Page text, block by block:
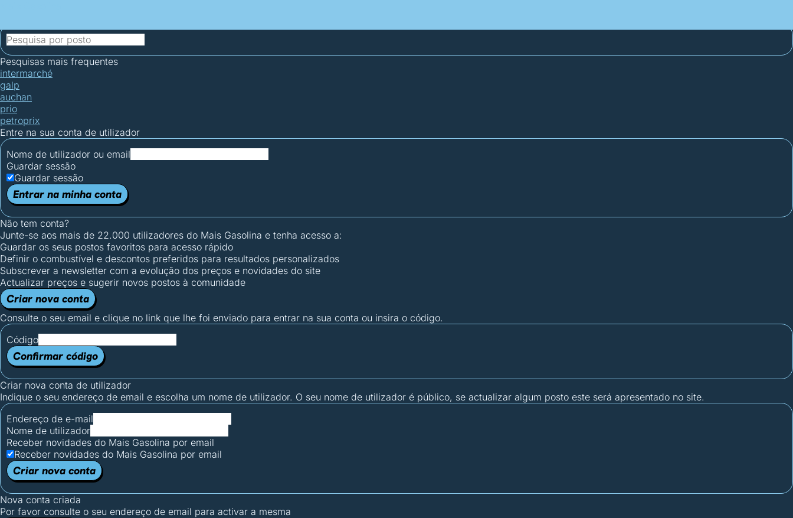
Pesquisas mais frequentes
intermarché
galp
auchan
prio
petroprix
Entre na sua conta de utilizador
Nome de utilizador ou email
Guardar sessão
Guardar sessão
Entrar na minha conta
Não tem conta?
Junte-se aos mais de 22.000 utilizadores do Mais Gasolina e tenha acesso a:
Guardar os seus postos favoritos para acesso rápido
Definir o combustível e descontos preferidos para resultados personalizados
Subscrever a newsletter com a evolução dos preços e novidades do site
Actualizar preços e sugerir novos postos à comunidade
Criar nova conta
Consulte o seu email e clique no link que lhe foi enviado para entrar na sua conta ou insira o código.
Código
Confirmar código
Criar nova conta de utilizador
Indique o seu endereço de email e escolha um nome de utilizador. O seu nome de utilizador é público, se actualizar algum posto este será apresentado no site.
Endereço de e-mail
Nome de utilizador
Receber novidades do Mais Gasolina por email
Receber novidades do Mais Gasolina por email
Criar nova conta
Nova conta criada
Por favor consulte o seu endereço de email para activar a mesma